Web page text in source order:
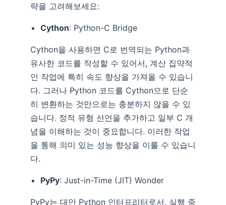
략을 고려해보세요:
Cython: Python-C Bridge
Cython을 사용하면 C로 번역되는 Python과
유사한 코드를 작성할 수 있어서, 계산 집약적
인 작업에 특히 속도 향상을 가져올 수 있습니
다. 그러나 Python 코드를 Cython으로 단순
히 변환하는 것만으로는 충분하지 않을 수 있
습니다. 정적 유형 선언을 추가하고 일부 C 개
념을 이해하는 것이 중요합니다. 이러한 작업
을 통해 의미 있는 성능 향상을 이룰 수 있습니
다.
PyPy: Just-in-Time (JIT) Wonder
PyPy는 대안 Python 인터프리터로서, 실행 중